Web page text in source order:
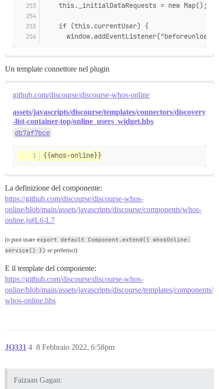
    this._initialDataRequests = new Map();
    if (this.currentUser) {
Un template connettore nel plugin
github.com/discourse/discourse-whos-online
assets/javascripts/discourse/templates/connectors/discovery
-list-container-top/online_users_widget.hbs
db7af7bce
{{whos-online}}
La definizione del componente:
https://github.com/discourse/discourse-whos-
online/blob/main/assets/javascripts/discourse/components/whos-
online.js#L6-L7
(o puoi usare export default Component.extend({ whosOnline:
service() }) se preferisci)
E il template del componente:
https://github.com/discourse/discourse-whos-
online/blob/main/assets/javascripts/discourse/templates/components/
whos-online.hbs
JQ331 8 Febbraio 2022, 6:58pm
4
Faizaan Gagan: